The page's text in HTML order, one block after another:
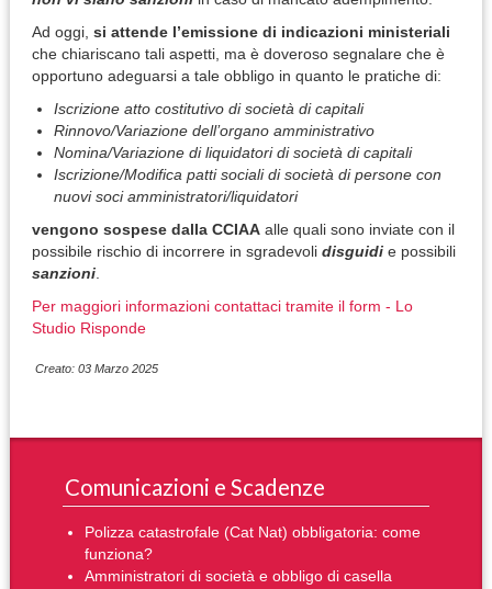
Ad oggi, si attende l’emissione di indicazioni ministeriali
che chiariscano tali aspetti, ma è doveroso segnalare che è
opportuno adeguarsi a tale obbligo in quanto le pratiche di:
Iscrizione atto costitutivo di società di capitali
Rinnovo/Variazione dell’organo amministrativo
Nomina/Variazione di liquidatori di società di capitali
Iscrizione/Modifica patti sociali di società di persone con
nuovi soci amministratori/liquidatori
vengono sospese dalla CCIAAalle quali sono inviate con il
possibile rischio di incorrere in sgradevoli disguidie possibili
sanzioni.
Per maggiori informazioni contattaci tramite il form - Lo
Studio Risponde
Creato: 03 Marzo 2025
Comunicazioni e Scadenze
Polizza catastrofale (Cat Nat) obbligatoria: come
funziona?
Amministratori di società e obbligo di casella